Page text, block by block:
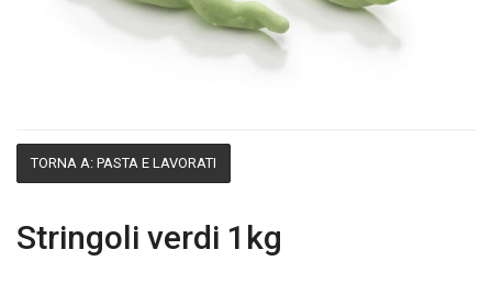
TORNA A: PASTA E LAVORATI
Stringoli verdi 1kg